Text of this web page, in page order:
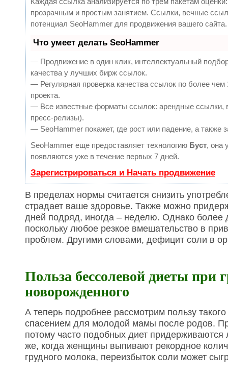
прозрачным и простым занятием. Ссылки, вечные
потенциал SeoHammer для продвижения вашего сайта.
Что умеет делать SeoHammer
— Продвижение в один клик, интеллектуальный
качества у лучших бирж ссылок.
— Регулярная проверка качества ссылок по более
проекта.
— Все известные форматы ссылок: арендные ссылки,
пресс-релизы).
— SeoHammer покажет, где рост или падение, а также
SeoHammer еще предоставляет технологию Буст, она
появляются уже в течение первых 7 дней.
Зарегистрироваться и Начать продвижение
В пределах нормы считается снизить
страдает ваше здоровье. Также можно
дней подряд, иногда – неделю. Однако более
поскольку любое резкое вмешательство в
проблем. Другими словами, дефицит соли в
Польза бессолевой диеты при
новорожденного
А теперь подробнее рассмотрим пользу
спасением для молодой мамы после родов.
потому часто подобных диет
же, когда женщины выпивают рекордное
грудного молока, переизбыток соли может